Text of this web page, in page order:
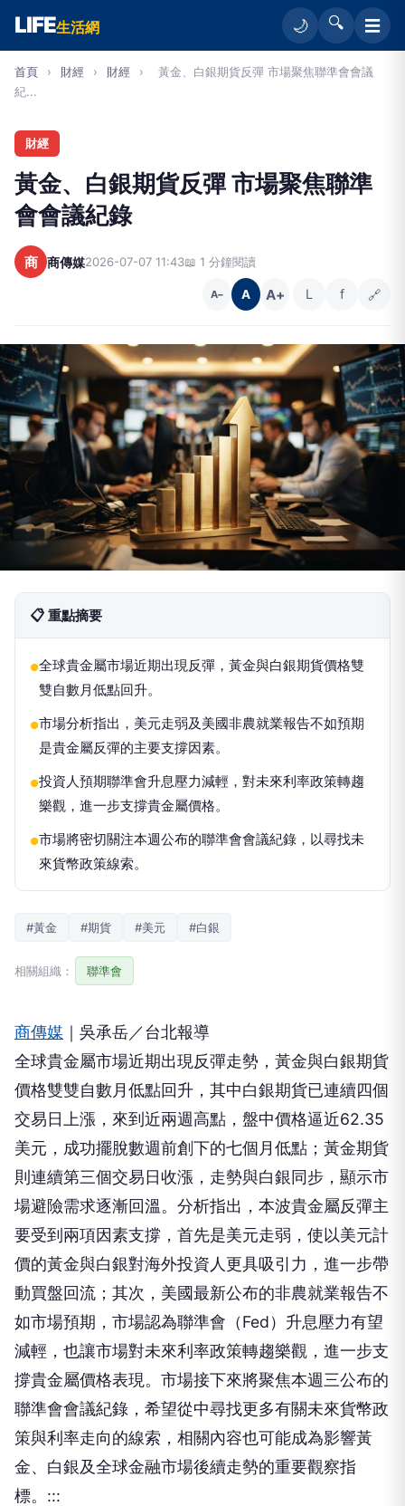
LIFE生活網 🌙 🔍 ☰
首頁 › 財經 › 財經 ›
黃金、白銀期貨反彈 市場聚焦聯準會會議
紀...
財經
黃金、白銀期貨反彈 市場聚焦聯準
會會議紀錄
商 商傳媒2026-07-07 11:43📖 1 分鐘閱讀
A− A A+ L f 🔗
📋 重點摘要
●全球貴金屬市場近期出現反彈，黃金與白銀期貨價格雙
雙自數月低點回升。
●市場分析指出，美元走弱及美國非農就業報告不如預期
是貴金屬反彈的主要支撐因素。
●投資人預期聯準會升息壓力減輕，對未來利率政策轉趨
樂觀，進一步支撐貴金屬價格。
●市場將密切關注本週公布的聯準會會議紀錄，以尋找未
來貨幣政策線索。
#黃金 #期貨 #美元 #白銀
相關組織： 聯準會
商傳媒 ｜吳承岳／台北報導
全球貴金屬市場近期出現反彈走勢，黃金與白銀期貨
價格雙雙自數月低點回升，其中白銀期貨已連續四個
交易日上漲，來到近兩週高點，盤中價格逼近62.35
美元，成功擺脫數週前創下的七個月低點；黃金期貨
則連續第三個交易日收漲，走勢與白銀同步，顯示市
場避險需求逐漸回溫。分析指出，本波貴金屬反彈主
要受到兩項因素支撐，首先是美元走弱，使以美元計
價的黃金與白銀對海外投資人更具吸引力，進一步帶
動買盤回流；其次，美國最新公布的非農就業報告不
如市場預期，市場認為聯準會（Fed）升息壓力有望
減輕，也讓市場對未來利率政策轉趨樂觀，進一步支
撐貴金屬價格表現。市場接下來將聚焦本週三公布的
聯準會會議紀錄，希望從中尋找更多有關未來貨幣政
策與利率走向的線索，相關內容也可能成為影響黃
金、白銀及全球金融市場後續走勢的重要觀察指
標。:::